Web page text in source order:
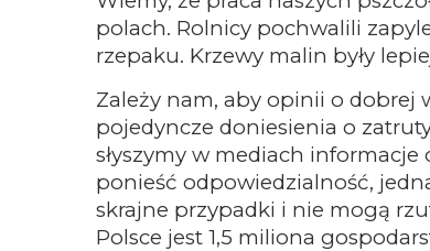
polach. Rolnicy pochwalili
rzepaku. Krzewy malin były
Zależy nam, aby opinii o dobrej
pojedyncze doniesienia o
słyszymy w mediach
ponieść odpowiedzialność,
skrajne przypadki i nie mogą
Polsce jest 1,5 miliona